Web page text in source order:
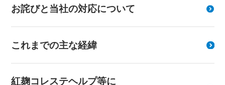
お詫びと当社の対応について
これまでの主な経緯
紅麹コレステヘルプ等に